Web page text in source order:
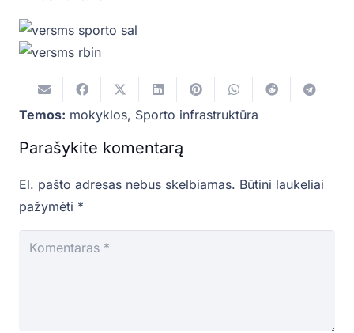
Temos: mokyklos, Sporto infrastruktūra
Parašykite komentarą
El. pašto adresas nebus skelbiamas. Būtini laukeliai
pažymėti *